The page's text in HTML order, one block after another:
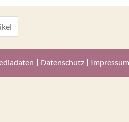
Datenschutz Impressum